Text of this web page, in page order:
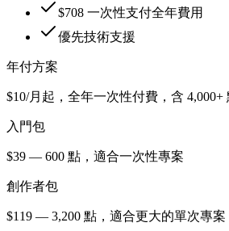
$708 一次性支付全年費用
優先技術支援
年付方案
$10/月起，全年一次性付費，含 4,000+
入門包
$39 — 600 點，適合一次性專案
創作者包
$119 — 3,200 點，適合更大的單次專案